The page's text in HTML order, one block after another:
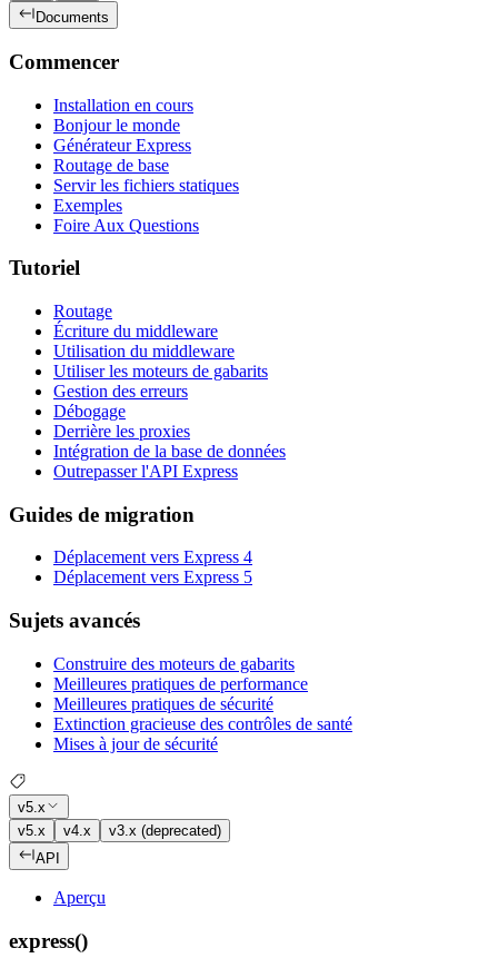
Documents
Commencer
Installation en cours
Bonjour le monde
Générateur Express
Routage de base
Servir les fichiers statiques
Exemples
Foire Aux Questions
Tutoriel
Routage
Écriture du middleware
Utilisation du middleware
Utiliser les moteurs de gabarits
Gestion des erreurs
Débogage
Derrière les proxies
Intégration de la base de données
Outrepasser l'API Express
Guides de migration
Déplacement vers Express 4
Déplacement vers Express 5
Sujets avancés
Construire des moteurs de gabarits
Meilleures pratiques de performance
Meilleures pratiques de sécurité
Extinction gracieuse des contrôles de santé
Mises à jour de sécurité
v5.x
v5.x
v4.x
v3.x (deprecated)
API
Aperçu
express()